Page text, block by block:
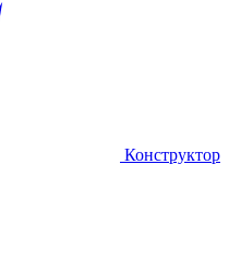
Конструктор